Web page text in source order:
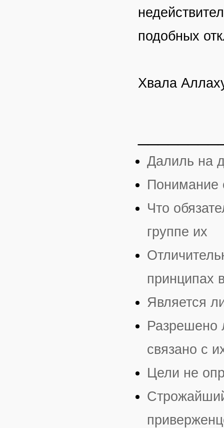
подобных
Хвала
Далиль на
Понимание
Что
группе их
принципах
Является
Разрешено
связано с
Цели не